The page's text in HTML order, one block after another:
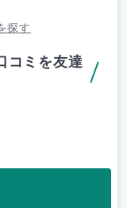
探す
コミを友達